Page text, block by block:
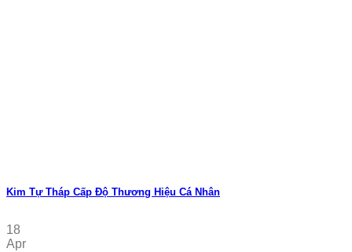
Kim Tự Tháp Cấp Độ Thương Hiệu Cá Nhân
18
Apr